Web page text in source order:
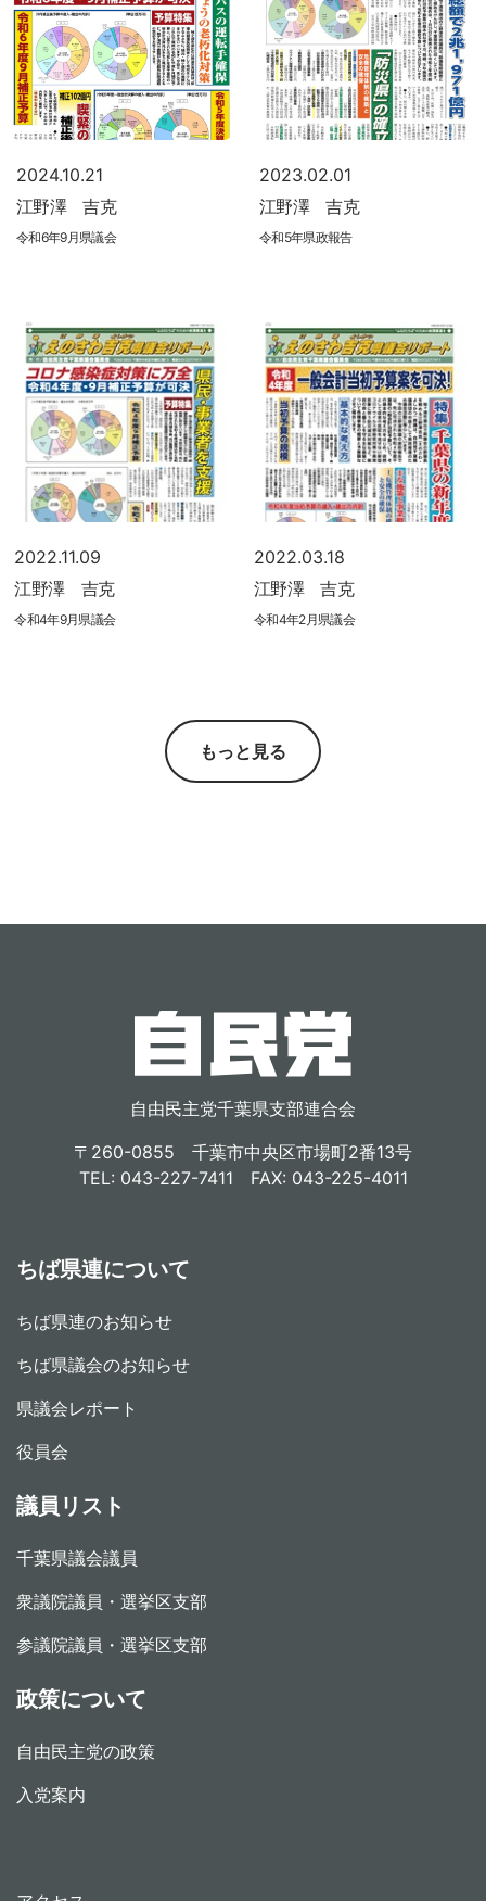
2024.10.21
江野澤 吉克
令和6年9月県議会
2023.02.01
江野澤 吉克
令和5年県政報告
2022.11.09
江野澤 吉克
令和4年9月県議会
2022.03.18
江野澤 吉克
令和4年2月県議会
もっと見る
自由民主党千葉県支部連合会
〒260-0855 千葉市中央区市場町2番13号
TEL: 043-227-7411 FAX: 043-225-4011
ちば県連について
ちば県連のお知らせ
ちば県議会のお知らせ
県議会レポート
役員会
議員リスト
千葉県議会議員
衆議院議員・選挙区支部
参議院議員・選挙区支部
政策について
自由民主党の政策
入党案内